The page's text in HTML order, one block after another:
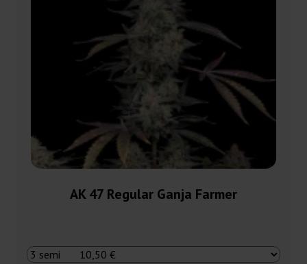
AK 47 Regular Ganja Farmer